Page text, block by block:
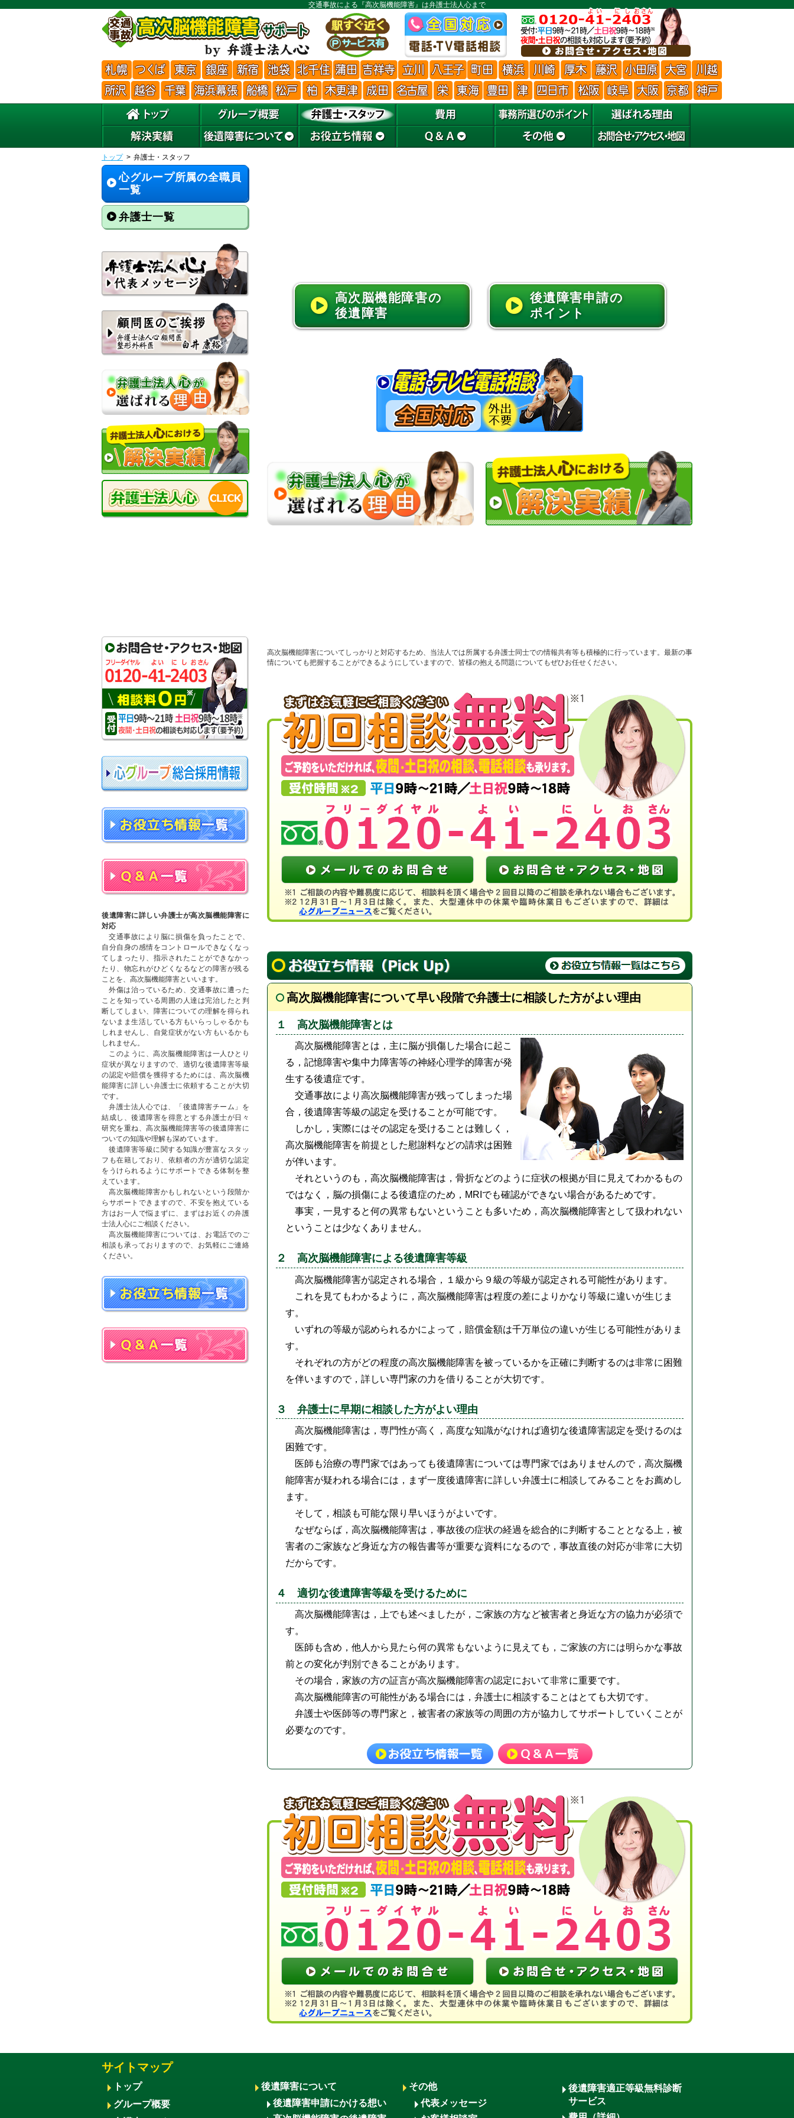
交通事故による『高次脳機能障害』は弁護士法人心まで
トップ 弁護士・スタッフ
高次脳機能障害の
後遺障害
後遺障害申請の
ポイント
高次脳機能障害についてしっかりと対応するため、当法人では所属する弁護士同士での情報共有等も積極的に行っています。最新の事
情についても把握することができるようにしていますので、皆様の抱える問題についてもぜひお任せください。
高次脳機能障害について早い段階で弁護士に相談した方がよい理由
１ 高次脳機能障害とは
高次脳機能障害とは，主に脳が損傷した場合に起こ
る，記憶障害や集中力障害等の神経心理学的障害が発
生する後遺症です。
交通事故により高次脳機能障害が残ってしまった場
合，後遺障害等級の認定を受けることが可能です。
しかし，実際にはその認定を受けることは難しく，
高次脳機能障害を前提とした慰謝料などの請求は困難
が伴います。
それというのも，高次脳機能障害は，骨折などのように症状の根拠が目に見えてわかるもの
ではなく，脳の損傷による後遺症のため，MRIでも確認ができない場合があるためです。
事実，一見すると何の異常もないということも多いため，高次脳機能障害として扱われない
ということは少なくありません。
２ 高次脳機能障害による後遺障害等級
高次脳機能障害が認定される場合，１級から９級の等級が認定される可能性があります。
これを見てもわかるように，高次脳機能障害は程度の差によりかなり等級に違いが生じま
す。
いずれの等級が認められるかによって，賠償金額は千万単位の違いが生じる可能性がありま
す。
それぞれの方がどの程度の高次脳機能障害を被っているかを正確に判断するのは非常に困難
を伴いますので，詳しい専門家の力を借りることが大切です。
３ 弁護士に早期に相談した方がよい理由
高次脳機能障害は，専門性が高く，高度な知識がなければ適切な後遺障害認定を受けるのは
困難です。
医師も治療の専門家ではあっても後遺障害については専門家ではありませんので，高次脳機
能障害が疑われる場合には，まず一度後遺障害に詳しい弁護士に相談してみることをお薦めし
ます。
そして，相談も可能な限り早いほうがよいです。
なぜならば，高次脳機能障害は，事故後の症状の経過を総合的に判断することとなる上，被
害者のご家族など身近な方の報告書等が重要な資料になるので，事故直後の対応が非常に大切
だからです。
４ 適切な後遺障害等級を受けるために
高次脳機能障害は，上でも述べましたが，ご家族の方など被害者と身近な方の協力が必須で
す。
医師も含め，他人から見たら何の異常もないように見えても，ご家族の方には明らかな事故
前との変化が判別できることがあります。
その場合，家族の方の証言が高次脳機能障害の認定において非常に重要です。
高次脳機能障害の可能性がある場合には，弁護士に相談することはとても大切です。
弁護士や医師等の専門家と，被害者の家族等の周囲の方が協力してサポートしていくことが
必要なのです。
心グループ所属の全職員
一覧
弁護士一覧
後遺障害に詳しい弁護士が高次脳機能障害に
対応
交通事故により脳に損傷を負ったことで、
自分自身の感情をコントロールできなくなっ
てしまったり、指示されたことができなかっ
たり、物忘れがひどくなるなどの障害が残る
ことを、高次脳機能障害といいます。
外傷は治っているため、交通事故に遭った
ことを知っている周囲の人達は完治したと判
断してしまい、障害についての理解を得られ
ないまま生活している方もいらっしゃるかも
しれませんし、自覚症状がない方もいるかも
しれません。
このように、高次脳機能障害は一人ひとり
症状が異なりますので、適切な後遺障害等級
の認定や賠償を獲得するためには、高次脳機
能障害に詳しい弁護士に依頼することが大切
です。
弁護士法人心では、「後遺障害チーム」を
結成し、後遺障害を得意とする弁護士が日々
研究を重ね、高次脳機能障害等の後遺障害に
ついての知識や理解も深めています。
後遺障害等級に関する知識が豊富なスタッ
フも在籍しており、依頼者の方が適切な認定
をうけられるようにサポートできる体制を整
えています。
高次脳機能障害かもしれないという段階か
らサポートできますので、不安を抱えている
方はお一人で悩まずに、まずはお近くの弁護
士法人心にご相談ください。
高次脳機能障害については、お電話でのご
相談も承っておりますので、お気軽にご連絡
ください。
サイトマップ
トップ
グループ概要
後遺障害について
後遺障害申請にかける想い
その他
代表メッセージ
後遺障害適正等級無料診断
サービス